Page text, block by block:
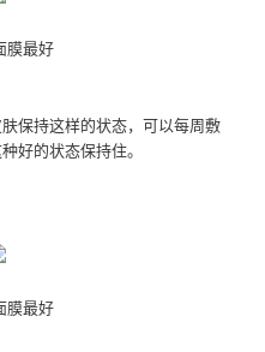
膜最好
保持这样的状态，可以每周敷
好的状态保持住。
膜最好